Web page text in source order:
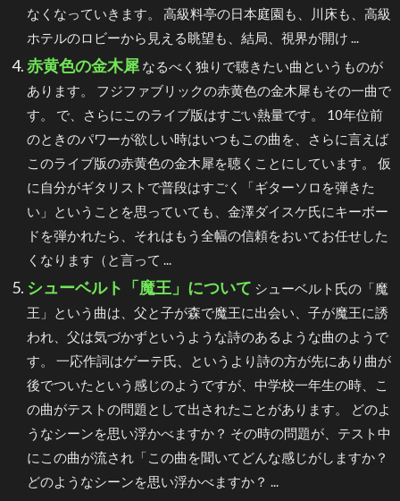
なくなっていきます。 高級料亭の日本庭園も、川床も、高級
ホテルのロビーから見える眺望も、結局、視界が開け ...
赤黄色の金木犀 なるべく独りで聴きたい曲というものが
あります。 フジファブリックの赤黄色の金木犀もその一曲で
す。 で、さらにこのライブ版はすごい熱量です。 10年位前
のときのパワーが欲しい時はいつもこの曲を、さらに言えば
このライブ版の赤黄色の金木犀を聴くことにしています。 仮
に自分がギタリストで普段はすごく「ギターソロを弾きた
い」ということを思っていても、金澤ダイスケ氏にキーボー
ドを弾かれたら、それはもう全幅の信頼をおいてお任せした
くなります（と言って ...
シューベルト「魔王」について シューベルト氏の「魔
王」という曲は、父と子が森で魔王に出会い、子が魔王に誘
われ、父は気づかずというような詩のあるような曲のようで
す。 一応作詞はゲーテ氏、というより詩の方が先にあり曲が
後でついたという感じのようですが、中学校一年生の時、こ
の曲がテストの問題として出されたことがあります。 どのよ
うなシーンを思い浮かべますか？ その時の問題が、テスト中
にこの曲が流され「この曲を聞いてどんな感じがしますか？
どのようなシーンを思い浮かべますか？ ...